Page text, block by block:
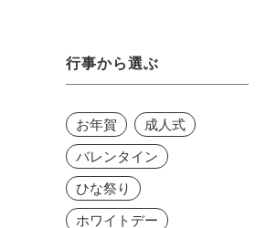
行事から選ぶ
お年賀
成人式
バレンタイン
ひな祭り
ホワイトデー